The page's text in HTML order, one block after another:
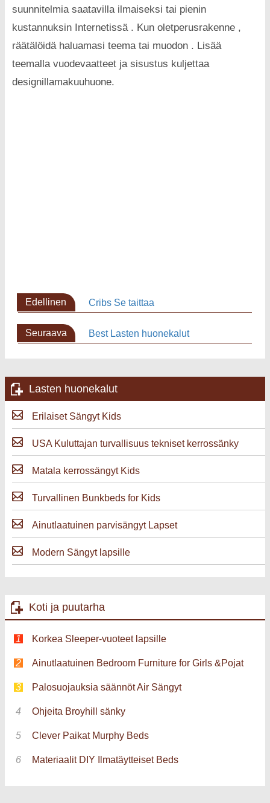
suunnitelmia saatavilla ilmaiseksi tai pienin
kustannuksin Internetissä . Kun oletperusrakenne ,
räätälöidä haluamasi teema tai muodon . Lisää
teemalla vuodevaatteet ja sisustus kuljettaa
designillamakuuhuone.
Edellinen
Cribs Se taittaa
Seuraava
Best Lasten huonekalut
Lasten huonekalut
Erilaiset Sängyt Kids
USA Kuluttajan turvallisuus tekniset kerrossänky
Matala kerrossängyt Kids
Turvallinen Bunkbeds for Kids
Ainutlaatuinen parvisängyt Lapset
Modern Sängyt lapsille
Koti ja puutarha
Korkea Sleeper-vuoteet lapsille
Ainutlaatuinen Bedroom Furniture for Girls &Pojat
Palosuojauksia säännöt Air Sängyt
Ohjeita Broyhill sänky
Clever Paikat Murphy Beds
Materiaalit DIY Ilmatäytteiset Beds